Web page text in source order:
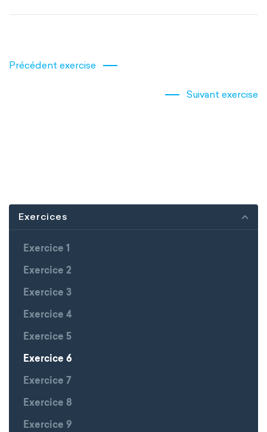
Précédent exercise
Suivant exercise
Exercices
Exercice 1
Exercice 2
Exercice 3
Exercice 4
Exercice 5
Exercice 6
Exercice 7
Exercice 8
Exercice 9